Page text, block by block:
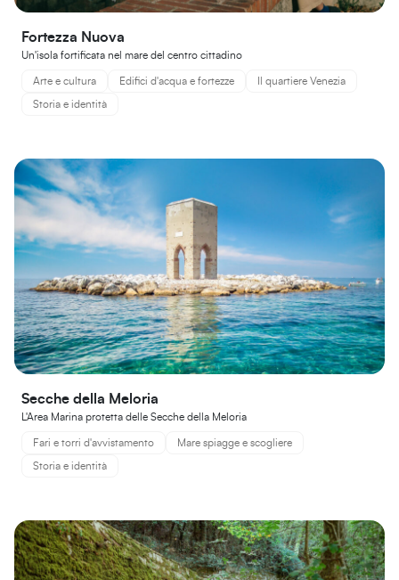
Fortezza Nuova
Un'isola fortificata nel mare del centro cittadino
Arte e cultura Edifici d'acqua e fortezze Il quartiere Venezia
Storia e identità
Secche della Meloria
L'Area Marina protetta delle Secche della Meloria
Fari e torri d'avvistamento Mare spiagge e scogliere
Storia e identità